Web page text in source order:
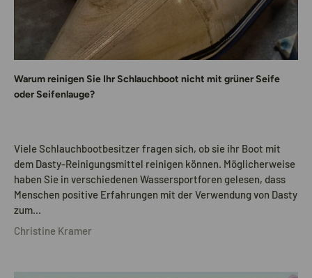
Warum reinigen Sie Ihr Schlauchboot nicht mit grüner Seife
oder Seifenlauge?
Viele Schlauchbootbesitzer fragen sich, ob sie ihr Boot mit
dem Dasty-Reinigungsmittel reinigen können. Möglicherweise
haben Sie in verschiedenen Wassersportforen gelesen, dass
Menschen positive Erfahrungen mit der Verwendung von Dasty
zum...
Christine Kramer